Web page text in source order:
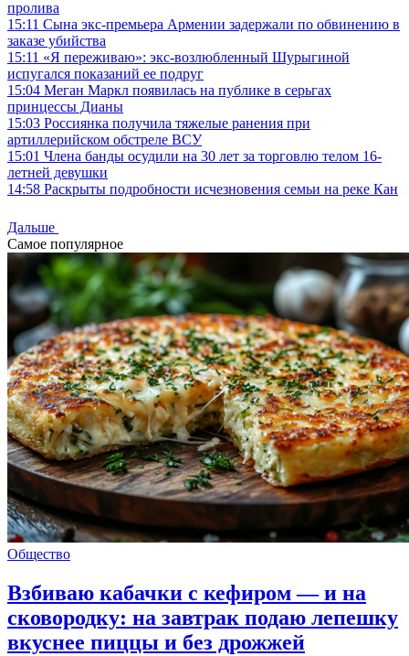
пролива
15:11 Сына экс-премьера Армении задержали по обвинению в
заказе убийства
15:11 «Я переживаю»: экс-возлюбленный Шурыгиной
испугался показаний ее подруг
15:04 Меган Маркл появилась на публике в серьгах
принцессы Дианы
15:03 Россиянка получила тяжелые ранения при
артиллерийском обстреле ВСУ
15:01 Члена банды осудили на 30 лет за торговлю телом 16-
летней девушки
14:58 Раскрыты подробности исчезновения семьи на реке Кан
Дальше
Самое популярное
Общество
Взбиваю кабачки с кефиром — и на
сковородку: на завтрак подаю лепешку
вкуснее пиццы и без дрожжей